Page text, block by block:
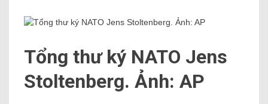
Tổng thư ký NATO Jens
Stoltenberg. Ảnh: AP